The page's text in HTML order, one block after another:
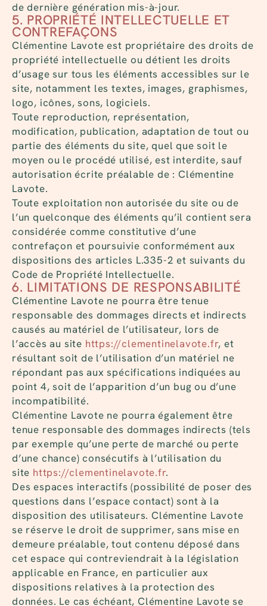
de dernière génération mis-à-jour.
5. PROPRIÉTÉ INTELLECTUELLE ET
CONTREFAÇONS
Clémentine Lavote est propriétaire des droits de
propriété intellectuelle ou détient les droits
d’usage sur tous les éléments accessibles sur le
site, notamment les textes, images, graphismes,
logo, icônes, sons, logiciels.
Toute reproduction, représentation,
modification, publication, adaptation de tout ou
partie des éléments du site, quel que soit le
moyen ou le procédé utilisé, est interdite, sauf
autorisation écrite préalable de : Clémentine
Lavote.
Toute exploitation non autorisée du site ou de
l’un quelconque des éléments qu’il contient sera
considérée comme constitutive d’une
contrefaçon et poursuivie conformément aux
dispositions des articles L.335-2 et suivants du
Code de Propriété Intellectuelle.
6. LIMITATIONS DE RESPONSABILITÉ
Clémentine Lavote ne pourra être tenue
responsable des dommages directs et indirects
causés au matériel de l’utilisateur, lors de
l’accès au site https://clementinelavote.fr, et
résultant soit de l’utilisation d’un matériel ne
répondant pas aux spécifications indiquées au
point 4, soit de l’apparition d’un bug ou d’une
incompatibilité.
Clémentine Lavote ne pourra également être
tenue responsable des dommages indirects (tels
par exemple qu’une perte de marché ou perte
d’une chance) consécutifs à l’utilisation du
site https://clementinelavote.fr.
Des espaces interactifs (possibilité de poser des
questions dans l’espace contact) sont à la
disposition des utilisateurs. Clémentine Lavote
se réserve le droit de supprimer, sans mise en
demeure préalable, tout contenu déposé dans
cet espace qui contreviendrait à la législation
applicable en France, en particulier aux
dispositions relatives à la protection des
données. Le cas échéant, Clémentine Lavote se